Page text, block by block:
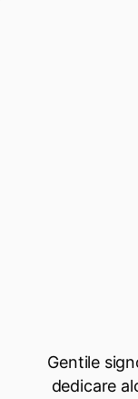
Gentile
dedicare